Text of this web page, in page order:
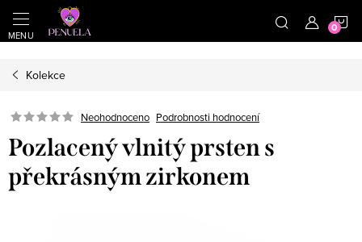
https://cz.pinterest.com/shoppenuela/
Přejít na obsah
Kolekce
Neohodnoceno Podrobnosti hodnocení
Pozlacený vlnitý prsten s
překrásným zirkonem